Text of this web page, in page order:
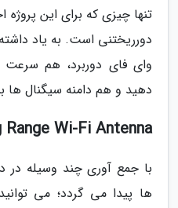
تنها چیزی که برای این
دورریختنی است. به یاد
وای فای دوربرد، هم سرعت
دهید و هم دامنه سیگنال ها
Range Wi-Fi Antenna
با جمع آوری چند وسیله در
ها پیدا می گردد؛ می